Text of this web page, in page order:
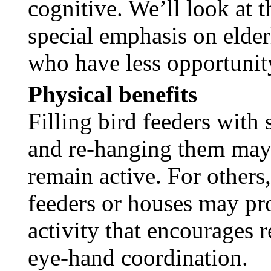
cognitive. We’ll look at
special emphasis on
who have less
Physical benefits
Filling bird feeders with
and re-hanging them
remain active. For
feeders or houses may
activity that encourages
eye-hand coordination.